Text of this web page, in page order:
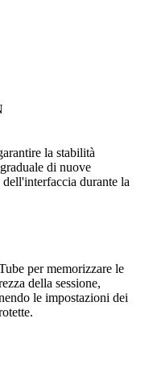
la stabilità
di nuove
durante la
per memorizzare le
della sessione,
le impostazioni dei